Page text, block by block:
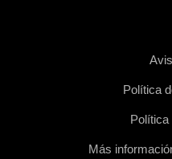
Política
Política
Más